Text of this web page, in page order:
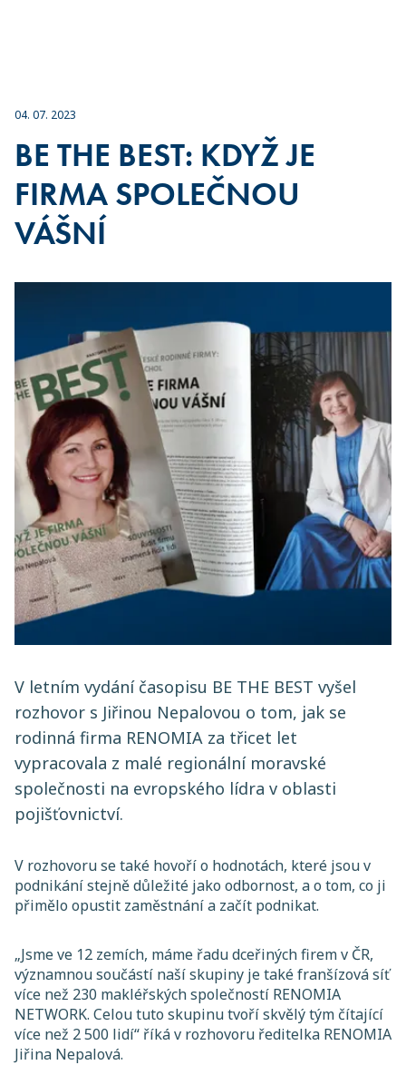
04. 07. 2023
BE THE BEST: KDYŽ JE
FIRMA SPOLEČNOU
VÁŠNÍ
V letním vydání časopisu BE THE BEST vyšel
rozhovor s Jiřinou Nepalovou o tom, jak se
rodinná firma RENOMIA za třicet let
vypracovala z malé regionální moravské
společnosti na evropského lídra v oblasti
pojišťovnictví.
V rozhovoru se také hovoří o hodnotách, které jsou v
podnikání stejně důležité jako odbornost, a o tom, co ji
přimělo opustit zaměstnání a začít podnikat.
„Jsme ve 12 zemích, máme řadu dceřiných firem v ČR,
významnou součástí naší skupiny je také franšízová síť
více než 230 makléřských společností RENOMIA
NETWORK. Celou tuto skupinu tvoří skvělý tým čítající
více než 2 500 lidí“ říká v rozhovoru ředitelka RENOMIA
Jiřina Nepalová.